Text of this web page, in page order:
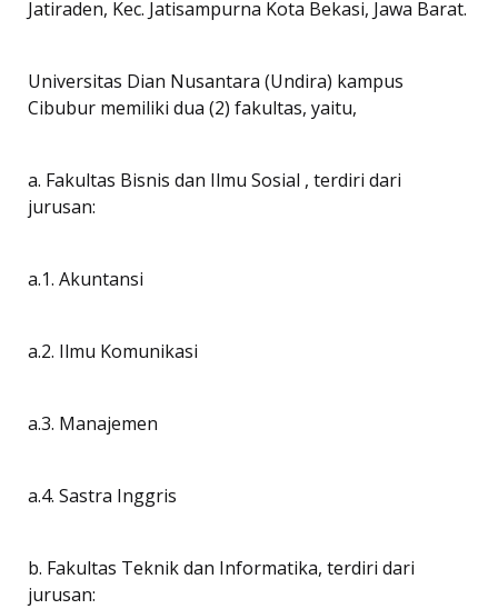
Jatiraden, Kec. Jatisampurna Kota Bekasi, Jawa Barat.
Universitas Dian Nusantara (Undira) kampus
Cibubur memiliki dua (2) fakultas, yaitu,
a. Fakultas Bisnis dan Ilmu Sosial , terdiri dari
jurusan:
a.1. Akuntansi
a.2. Ilmu Komunikasi
a.3. Manajemen
a.4. Sastra Inggris
b. Fakultas Teknik dan Informatika, terdiri dari
jurusan: